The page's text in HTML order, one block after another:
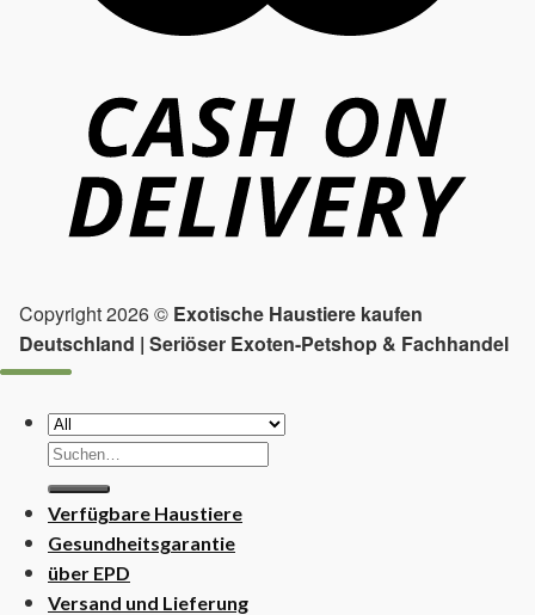
Copyright 2026 © Exotische Haustiere kaufen
Deutschland | Seriöser Exoten-Petshop & Fachhandel
Suchen
nach:
Verfügbare Haustiere
Gesundheitsgarantie
über EPD
Versand und Lieferung